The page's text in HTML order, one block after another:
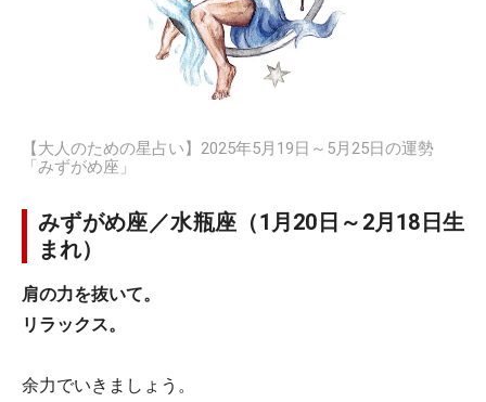
【大人のための星占い】2025年5月19日～5月25日の運勢
「みずがめ座」
みずがめ座／水瓶座（1月20日～2月18日生
まれ）
肩の力を抜いて。
リラックス。
余力でいきましょう。